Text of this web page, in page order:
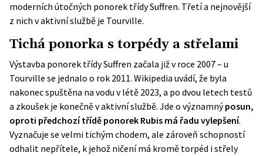
moderních útočných ponorek třídy Suffren. Třetí a nejnovější
z nich v aktivní službě je Tourville.
Tichá ponorka s torpédy a střelami
Výstavba ponorek třídy Suffren začala již v roce 2007 – u
Tourville se jednalo o rok 2011. Wikipedia uvádí, že byla
nakonec spuštěna na vodu v létě 2023, a po dvou letech testů
a zkoušek je konečně v aktivní službě. Jde o významnýposun,
oproti předchozí třídě ponorek Rubis má řadu vylepšení.
Vyznačuje se velmi tichým chodem, ale zároveň schopností
odhalit nepřítele, k jehož ničení má kromě torpéd i střely